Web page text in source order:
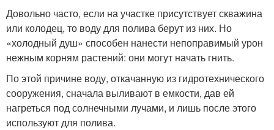
Довольно часто, если на участке присутствует скважина
или колодец, то воду для полива берут из них. Но
«холодный душ» способен нанести непоправимый урон
нежным корням растений: они могут начать гнить.
По этой причине воду, откачанную из гидротехнического
сооружения, сначала выливают в емкости, дав ей
нагреться под солнечными лучами, и лишь после этого
используют для полива.